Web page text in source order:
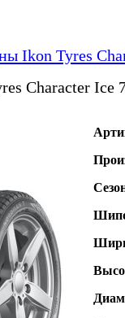
Ikon Tyres
Character Ice